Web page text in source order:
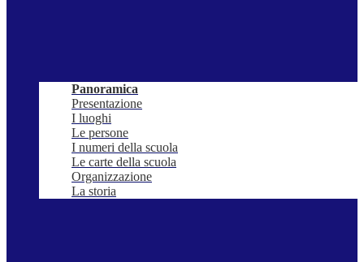
Panoramica
Presentazione
I luoghi
Le persone
I numeri della scuola
Le carte della scuola
Organizzazione
La storia